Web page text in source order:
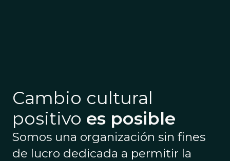
Cambio cultural
positivo es posible
Somos una organización sin fines
de lucro dedicada a permitir la